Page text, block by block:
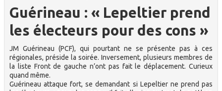
Guérineau : « Lepeltier prend
les électeurs pour des cons »
JM Guérineau (PCF), qui pourtant ne se présente pas à ces
régionales, préside la soirée. Inversement, plusieurs membres de
la liste Front de gauche n’ont pas fait le déplacement. Curieux
quand même.
Guérineau attaque fort, se demandant si Lepeltier ne prend pas